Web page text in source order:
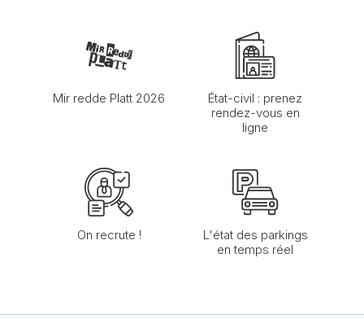
Mir redde Platt 2026
État-civil : prenez
rendez-vous en
ligne
On recrute !
L'état des parkings
en temps réel